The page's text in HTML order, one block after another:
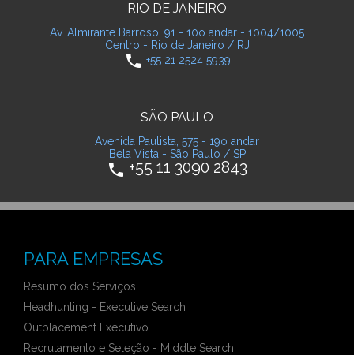
RIO DE JANEIRO
Av. Almirante Barroso, 91 - 10o andar - 1004/1005
Centro - Rio de Janeiro / RJ
phone +55 21 2524 5939
SÃO PAULO
Avenida Paulista, 575 - 19o andar
Bela Vista - São Paulo / SP
phone +55 11 3090 2843
PARA EMPRESAS
Resumo dos Serviços
Headhunting - Executive Search
Outplacement Executivo
Recrutamento e Seleção - Middle Search